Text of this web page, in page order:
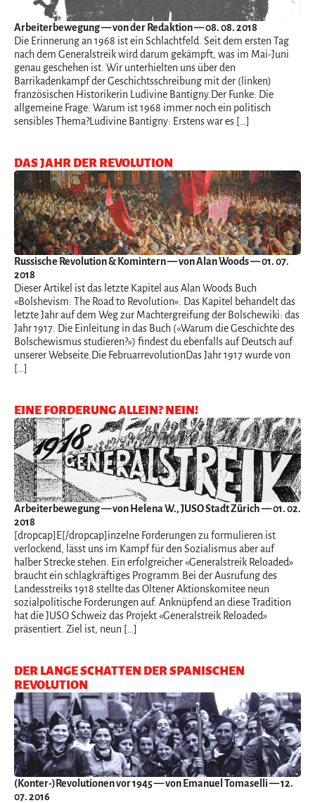
Arbeiterbewegung— von der Redaktion — 08. 08. 2018
Die Erinnerung an 1968 ist ein Schlachtfeld. Seit dem ersten Tag
nach dem Generalstreik wird darum gekämpft, was im Mai-Juni
genau geschehen ist. Wir unterhielten uns über den
Barrikadenkampf der Geschichtsschreibung mit der (linken)
französischen Historikerin Ludivine Bantigny.Der Funke: Die
allgemeine Frage: Warum ist 1968 immer noch ein politisch
sensibles Thema?Ludivine Bantigny: Erstens war es […]
DAS JAHR DER REVOLUTION
Russische Revolution & Komintern— von Alan Woods — 01. 07.
2018
Dieser Artikel ist das letzte Kapitel aus Alan Woods Buch
«Bolshevism: The Road to Revolution». Das Kapitel behandelt das
letzte Jahr auf dem Weg zur Machtergreifung der Bolschewiki: das
Jahr 1917. Die Einleitung in das Buch («Warum die Geschichte des
Bolschewismus studieren?») findest du ebenfalls auf Deutsch auf
unserer Webseite.Die FebruarrevolutionDas Jahr 1917 wurde von
[…]
EINE FORDERUNG ALLEIN? NEIN!
Arbeiterbewegung— von Helena W., JUSO Stadt Zürich — 01. 02.
2018
[dropcap]E[/dropcap]inzelne Forderungen zu formulieren ist
verlockend, lässt uns im Kampf für den Sozialismus aber auf
halber Strecke stehen. Ein erfolgreicher «Generalstreik Reloaded»
braucht ein schlagkräftiges Programm.Bei der Ausrufung des
Landesstreiks 1918 stellte das Oltener Aktionskomitee neun
sozialpolitische Forderungen auf. Anknüpfend an diese Tradition
hat die JUSO Schweiz das Projekt «Generalstreik Reloaded»
präsentiert. Ziel ist, neun […]
DER LANGE SCHATTEN DER SPANISCHEN
REVOLUTION
(Konter-)Revolutionen vor 1945— von Emanuel Tomaselli — 12.
07. 2016